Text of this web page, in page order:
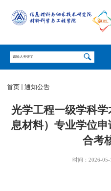
首页 通知公告
光学工程一级学科
息材料）专业学位
合考
时间：2026-05-